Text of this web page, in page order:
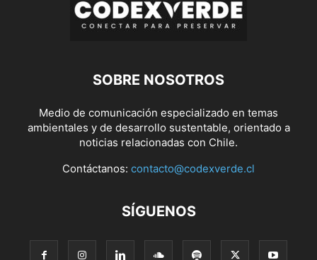
SOBRE NOSOTROS
Medio de comunicación especializado en temas
ambientales y de desarrollo sustentable, orientado a
noticias relacionadas con Chile.
Contáctanos: contacto@codexverde.cl
SÍGUENOS